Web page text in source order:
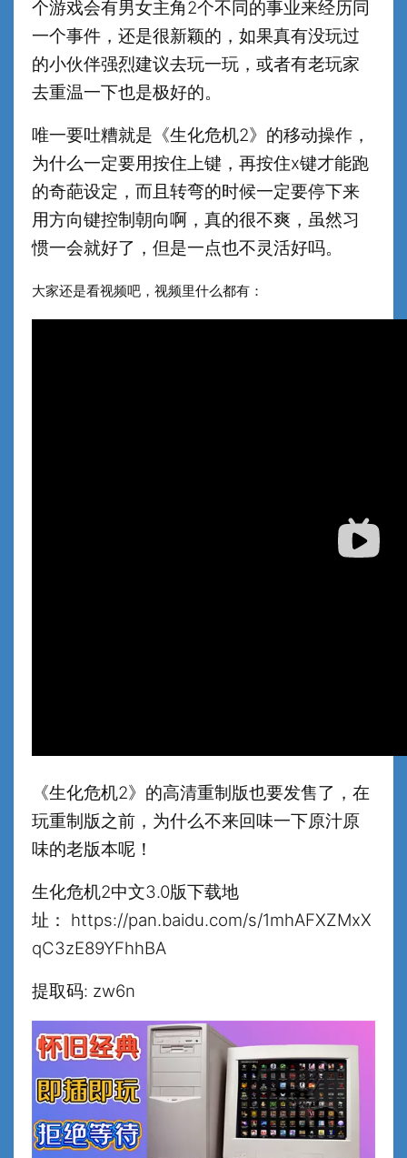
个游戏会有男女主角2个不同的事业来经历同
一个事件，还是很新颖的，如果真有没玩过
的小伙伴强烈建议去玩一玩，或者有老玩家
去重温一下也是极好的。
唯一要吐糟就是《生化危机2》的移动操作，
为什么一定要用按住上键，再按住x键才能跑
的奇葩设定，而且转弯的时候一定要停下来
用方向键控制朝向啊，真的很不爽，虽然习
惯一会就好了，但是一点也不灵活好吗。
大家还是看视频吧，视频里什么都有：
《生化危机2》的高清重制版也要发售了，在
玩重制版之前，为什么不来回味一下原汁原
味的老版本呢！
生化危机2中文3.0版下载地
址： https://pan.baidu.com/s/1mhAFXZMxX
qC3zE89YFhhBA
提取码: zw6n